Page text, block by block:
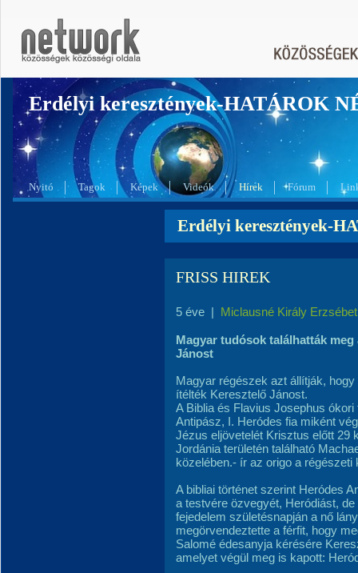
Erdélyi keresztények-HATÁROK
Nyitó Tagok Képek Videók Hírek Fórum
Erdélyi keresztények-
FRISS HIREK
5 éve | Miclausné Király Erzsébet
Magyar tudósok találhatták
Jánost
Magyar régészek azt állítják,
ítélték Keresztelő Jánost.
A Biblia és Flavius Josephus
Antipász, I. Heródes fia miként
Jézus eljövetelét Krisztus előtt 29
Jordánia területén található
közelében.- ír az origo a régészeti
A bibliai történet szerint Heródes
a testvére özvegyét, Heródiást,
fejedelem születésnapján a nő
megörvendeztette a férfit, hogy
Salomé édesanyja kérésére
amelyet végül meg is kapott: